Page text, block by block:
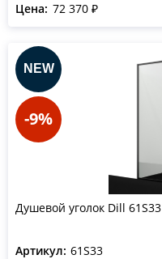
Цена: 72 370 ₽
-9%
Душевой уголок Dill 61S33
Артикул: 61S33